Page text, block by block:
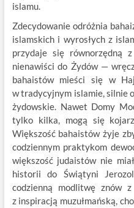
islamu.
Zdecydowanie odróżnia
islamskich i wyrosłych z
przydaje się równorzędną
nienawiści do Żydów —
bahaistów mieści się w
w tradycyjnym islamie, silnie
żydowskie. Nawet Domy
tylko kilka, mogą się
Większość bahaistów żyje
codziennym praktykom
większość judaistów nie
historii do Świątyni
codzienną modlitwę znów
z inspiracją muzułmańską,